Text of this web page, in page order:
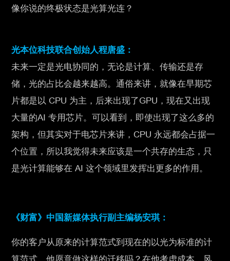
像你说的终极状态是光算光连？
光本位科技联合创始人程唐盛：
未来一定是光电协同的，无论是计算、传输还是存
储，光的占比会越来越高。通俗来讲，就像在早期芯
片都是以 CPU 为主，后来出现了GPU，现在又出现
大量的AI 专用芯片。可以看到，即使出现了这么多的
架构，但其实对于电芯片来讲，CPU 永远都会占据一
个位置，所以我觉得未来应该是一个共存的生态，只
是光计算能够在 AI 这个领域里发挥出更多的作用。
《财富》中国新媒体执行副主编杨安琪：
你的客户从原来的计算范式到现在的以光为标准的计